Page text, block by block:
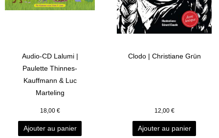
Audio-CD Lalumi |
Paulette Thinnes-
Kauffmann & Luc
Marteling
18,00 €
Ajouter au panier
Clodo | Christiane Grün
12,00 €
Ajouter au panier